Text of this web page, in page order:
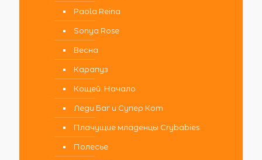
Paola Reina
Sonya Rose
Весна
Карапуз
Кощей. Начало
Леди Баг и Супер Кот
Плачущие младенцы Crybabies
Полесье